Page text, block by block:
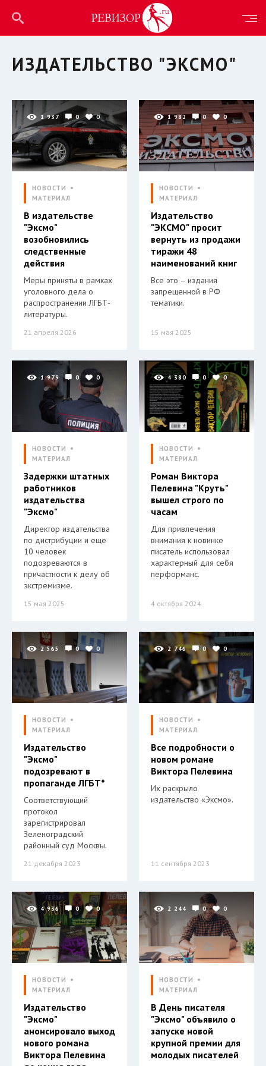
ИЗДАТЕЛЬСТВО "ЭКСМО"
1 937 0 0
НОВОСТИ
МАТЕРИАЛ
В издательстве
"Эксмо"
возобновились
следственные
действия
Меры приняты в рамках
уголовного дела о
распространении ЛГБТ-
литературы.
21 апреля 2026
1 982 0 0
НОВОСТИ
МАТЕРИАЛ
Издательство
"ЭКСМО" просит
вернуть из продажи
тиражи 48
наименований книг
Все это – издания
запрещенной в РФ
тематики.
15 мая 2025
1 979 0 0
НОВОСТИ
МАТЕРИАЛ
Задержки штатных
работников
издательства
"Эксмо"
Директор издательства
по дистрибуции и еще
10 человек
подозреваются в
причастности к делу об
экстремизме.
15 мая 2025
4 380 0 0
НОВОСТИ
МАТЕРИАЛ
Роман Виктора
Пелевина "Круть"
вышел строго по
часам
Для привлечения
внимания к новинке
писатель использовал
характерный для себя
перформанс.
4 октября 2024
2 565 0 0
НОВОСТИ
МАТЕРИАЛ
Издательство
"Эксмо"
подозревают в
пропаганде ЛГБТ*
Соответствующий
протокол
зарегистрировал
Зеленоградский
районный суд Москвы.
21 декабря 2023
2 746 0 0
НОВОСТИ
МАТЕРИАЛ
Все подробности о
новом романе
Виктора Пелевина
Их раскрыло
издательство «Эксмо».
11 сентября 2023
4 936 0 0
НОВОСТИ
МАТЕРИАЛ
Издательство
"Эксмо"
анонсировало выход
нового романа
Виктора Пелевина
2 244 0 0
НОВОСТИ
МАТЕРИАЛ
В День писателя
"Эксмо" объявило о
запуске новой
крупной премии для
молодых писателей